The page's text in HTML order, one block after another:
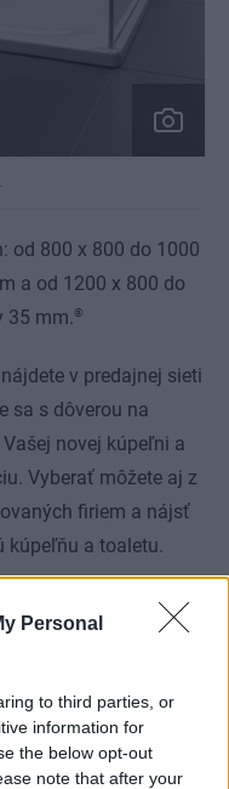
Personal
to third parties, or
information for
the below opt-out
note that after your
od 800 x 800 do 1000
a od 1200 x 800 do
35 mm.®
v predajnej sieti
sa s dôverou na
novej kúpeľni a
Vyberať môžete aj z
firiem a nájsť
kúpeľňu a toaletu.